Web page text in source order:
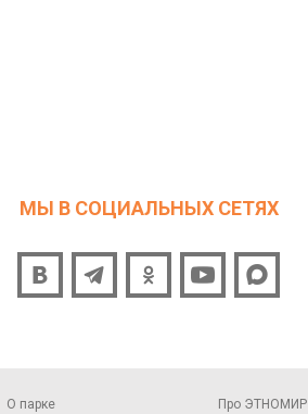
МЫ В СОЦИАЛЬНЫХ СЕТЯХ
О парке Про ЭТНОМИР